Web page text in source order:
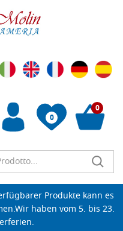
0
leeren
0
Produkte kann es
haben vom 5. bis 23.